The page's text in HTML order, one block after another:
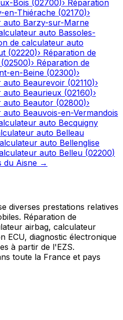
Bois (02700)› Réparation
en-Thiérache (02170)›
auto Barzy-sur-Marne
auto Bassoles-
de calculateur auto
(02220)› Réparation de
(02500)› Réparation de
en-Beine (02300)›
auto Beaurevoir (02110)›
auto Beaurieux (02160)›
auto Beautor (02800)›
auto Beauvois-en-Vermandois
auto Becquigny
auto Belleau
auto Bellenglise
auto Belleu (02200)
du Aisne →
diverses prestations relatives
Réparation de
airbag, calculateur
ECU, diagnostic électronique
à partir de l'EZS.
toute la France et pays